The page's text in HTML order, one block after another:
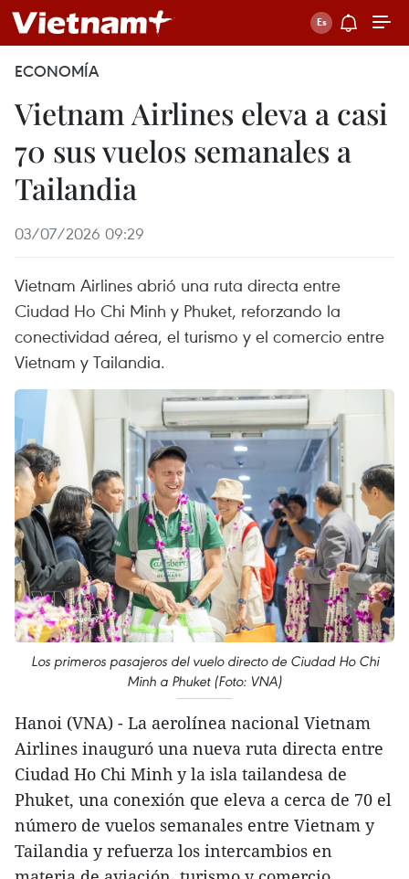
ECONOMÍA
Vietnam Airlines eleva a casi
70 sus vuelos semanales a
Tailandia
03/07/2026 09:29
Vietnam Airlines abrió una ruta directa entre
Ciudad Ho Chi Minh y Phuket, reforzando la
conectividad aérea, el turismo y el comercio entre
Vietnam y Tailandia.
Los primeros pasajeros del vuelo directo de Ciudad Ho Chi
Minh a Phuket (Foto: VNA)
Hanoi (VNA) - La aerolínea nacional Vietnam
Airlines inauguró una nueva ruta directa entre
Ciudad Ho Chi Minh y la isla tailandesa de
Phuket, una conexión que eleva a cerca de 70 el
número de vuelos semanales entre Vietnam y
Tailandia y refuerza los intercambios en